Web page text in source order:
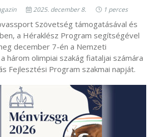
2025. december 8. 1 perces
Szövetség támogatásával és
a Héraklész Program segítségével
december 7-én a Nemzeti
három olimpiai szakág fiataljai számára
Fejlesztési Program szakmai napját.